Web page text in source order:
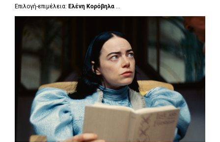
Επιλογή-επιμέλεια: Ελένη Κορόβηλα ...